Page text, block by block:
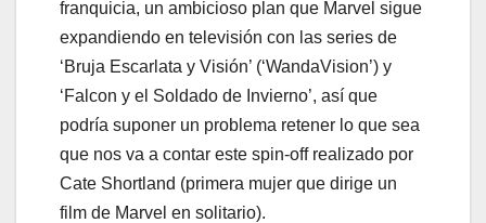
franquicia, un ambicioso plan que Marvel sigue
expandiendo en televisión con las series de
‘Bruja Escarlata y Visión’ (‘WandaVision’) y
‘Falcon y el Soldado de Invierno’, así que
podría suponer un problema retener lo que sea
que nos va a contar este spin-off realizado por
Cate Shortland (primera mujer que dirige un
film de Marvel en solitario).